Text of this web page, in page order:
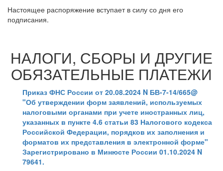
Настоящее распоряжение вступает в силу со дня его
подписания.
НАЛОГИ, СБОРЫ И ДРУГИЕ
ОБЯЗАТЕЛЬНЫЕ ПЛАТЕЖИ
Приказ ФНС России от 20.08.2024 N БВ-7-14/665@
"Об утверждении форм заявлений, используемых
налоговыми органами при учете иностранных лиц,
указанных в пункте 4.6 статьи 83 Налогового кодекса
Российской Федерации, порядков их заполнения и
форматов их представления в электронной форме"
Зарегистрировано в Минюсте России 01.10.2024 N
79641.